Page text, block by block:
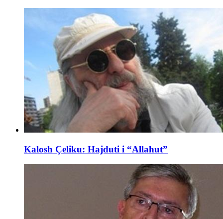
Kalosh Çeliku: Hajduti i “Allahut”